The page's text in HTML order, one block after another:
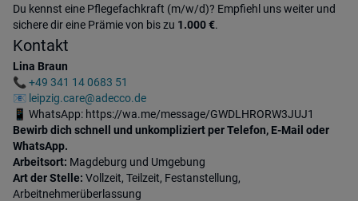
Du kennst eine Pflegefachkraft (m/w/d)? Empfiehl uns weiter und
sichere dir eine Prämie von bis zu 1.000 €.
Kontakt
Lina Braun
📞 +49 341 14 0683 51
📧 leipzig.care@adecco.de
📱 WhatsApp: https://wa.me/message/GWDLHRORW3JUJ1
Bewirb dich schnell und unkompliziert per Telefon, E-Mail oder
WhatsApp.
Arbeitsort: Magdeburg und Umgebung
Art der Stelle: Vollzeit, Teilzeit, Festanstellung,
Arbeitnehmerüberlassung